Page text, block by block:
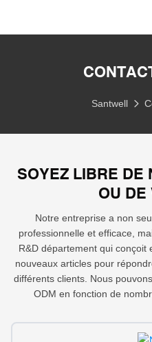
Santwell
SOYEZ LIBRE DE
OU DE
Notre entreprise a non
professionnelle et efficace,
R&D département qui conçoit
nouveaux articles pour
différents clients. Nous
ODM en fonction de